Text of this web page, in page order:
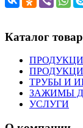
Каталог
ТРУБЫ И
ЗАЖИМЫ
УСЛУГИ